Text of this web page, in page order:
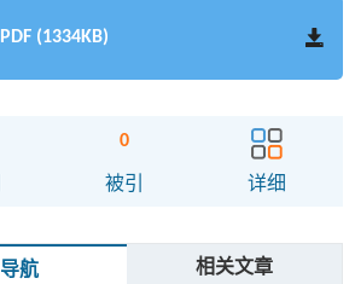
PDF (1334KB)
0
被引 详细
导航 相关文章